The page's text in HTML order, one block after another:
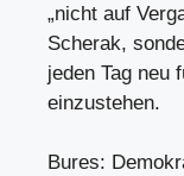
„nicht auf
Scherak,
jeden Tag neu
einzustehen.
Bures: